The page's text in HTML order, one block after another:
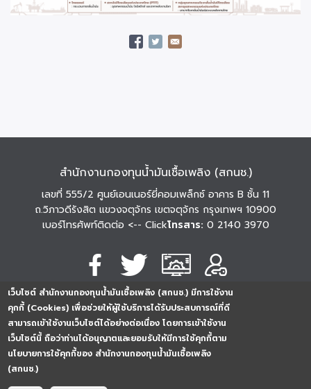
เว็บไซต์ สำนักงานกองทุนน้ำมันเชื้อเพลิง (สกนช.) มีการใช้งาน
คุกกี้ (Cookies) เพื่อช่วยให้ผู้ใช้บริการได้รับประสบการณ์ที่ดี
สามารถเข้าใช้งานเว็บไซต์ได้อย่างต่อเนื่อง โดยการเข้าใช้งาน
เว็บไซต์นี้ ถือว่าท่านได้อนุญาตและยอมรับให้มีการใช้คุกกี้ตาม
นโยบายการใช้คุกกี้ของ สำนักงานกองทุนน้ำมันเชื้อเพลิง
(สกนช.)
สำนักงานกองทุนน้ำมันเชื้อเพลิง (สกนช.)
เลขที่ 555/2 ศูนย์เอนเนอร์ยี่คอมเพล็กซ์ อาคาร B ชั้น 11
ถ.วิภาวดีรังสิต แขวงจตุจักร เขตจตุจักร กรุงเทพฯ 10900
เบอร์โทรศัพท์ติดต่อ <-- Clickโทรสาร: 0 2140 3970
นโยบายการคุ้มครอง
ข้อมูลส่วนบุคคล
นโยบายการรักษาความ
มั่นคงปลอดภัย
Analytics
254296
ครั้ง
0 2 5 4 2 9 6